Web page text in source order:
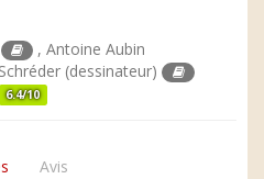
,Antoine Aubin
(dessinateur)
6.4/10
Avis